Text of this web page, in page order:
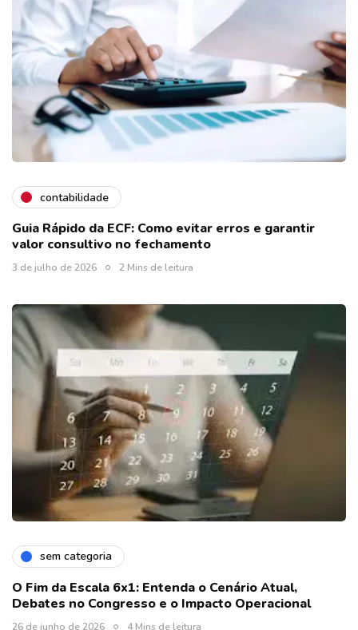
contabilidade
Guia Rápido da ECF: Como evitar erros e garantir
valor consultivo no fechamento
3 de julho de 2026 2 Mins de leitura
sem categoria
O Fim da Escala 6x1: Entenda o Cenário Atual,
Debates no Congresso e o Impacto Operacional
26 de junho de 2026 4 Mins de leitura